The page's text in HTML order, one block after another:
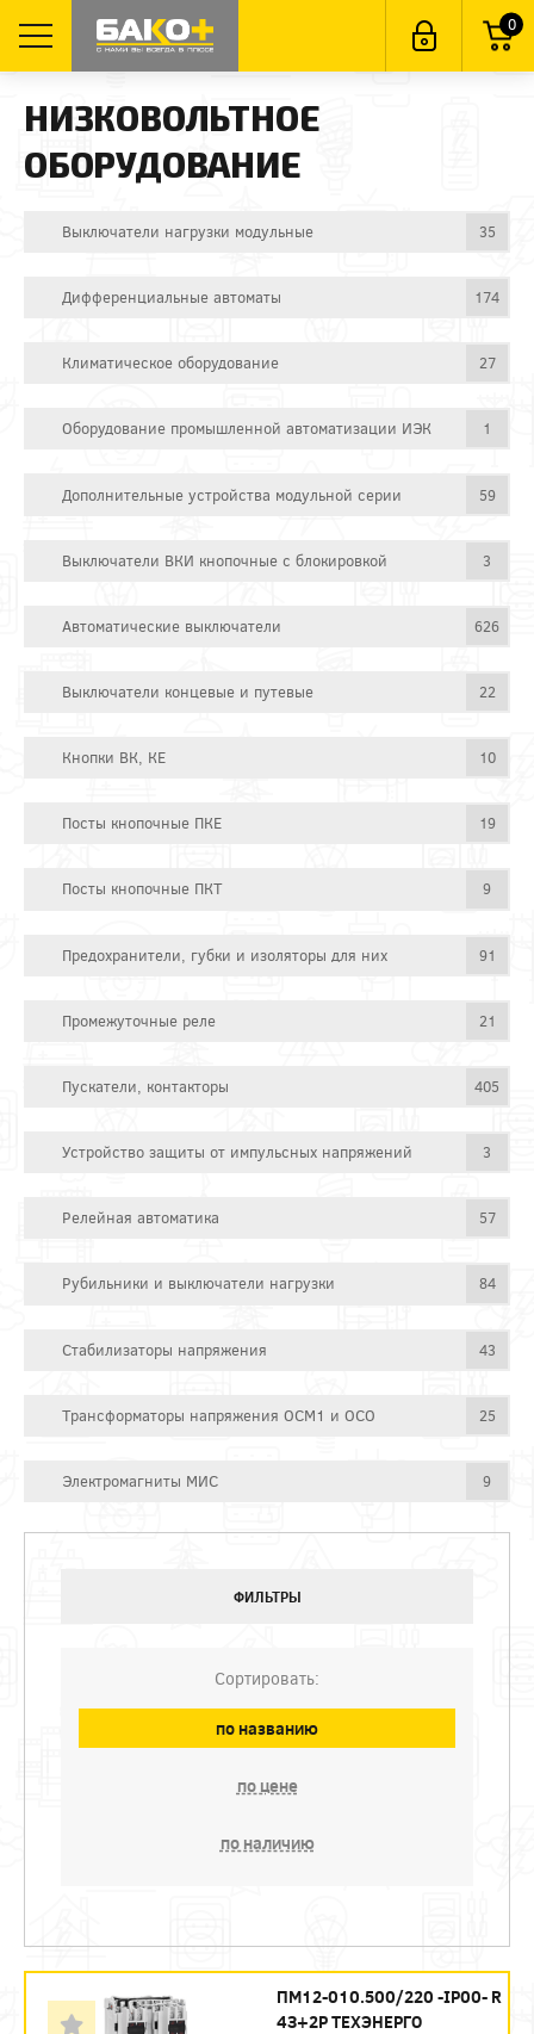
0
НИЗКОВОЛЬТНОЕ
ОБОРУДОВАНИЕ
Выключатели нагрузки модульные 35
Дифференциальные автоматы 174
Климатическое оборудование 27
Оборудование промышленной автоматизации ИЭК 1
Дополнительные устройства модульной серии 59
Выключатели ВКИ кнопочные с блокировкой 3
Автоматические выключатели 626
Выключатели концевые и путевые 22
Кнопки ВК, КЕ 10
Посты кнопочные ПКЕ 19
Посты кнопочные ПКТ 9
Предохранители, губки и изоляторы для них 91
Промежуточные реле 21
Пускатели, контакторы 405
Устройство защиты от импульсных напряжений 3
Релейная автоматика 57
Рубильники и выключатели нагрузки 84
Стабилизаторы напряжения 43
Трансформаторы напряжения ОСМ1 и ОСО 25
Электромагниты МИС 9
ФИЛЬТРЫ
Сортировать:
по названию
по цене
по наличию
ПМ12-010.500/220 -IP00- R
4З+2Р ТЕХЭНЕРГО